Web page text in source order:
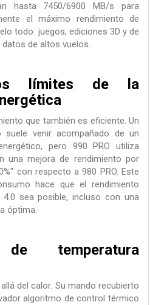
hasta 7450/6900 MB/s para
el máximo rendimiento de
todo: juegos, ediciones 3D y de
de altos vuelos.
límites de la
que también es eficiente. Un
suele venir acompañado de un
pero 990 PRO utiliza
una mejora de rendimiento por
con respecto a 980 PRO. Este
hace que el rendimiento
sea posible, incluso con una
óptima.
de temperatura
del calor. Su mando recubierto
algoritmo de control térmico